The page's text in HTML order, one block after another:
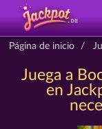
Página de inicio
Juega a
en